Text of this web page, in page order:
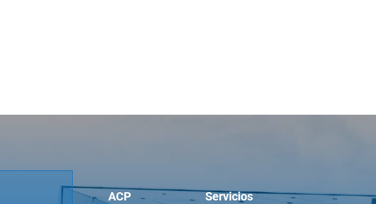
ACP Servicios